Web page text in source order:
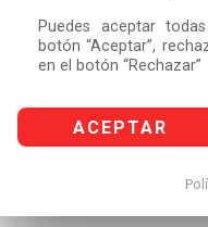
Puedes aceptar
botón “Aceptar”,
en el botón “Rechazar”
ACEPTAR